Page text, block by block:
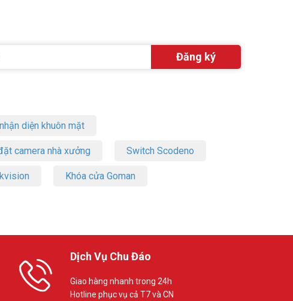
diện khuôn mặt
camera nhà xưởng Switch Scodeno
Khóa cửa Goman
Dịch Vụ Chu Đáo
Giao hàng nhanh trong 24h
Hotline phục vụ cả T7 và CN